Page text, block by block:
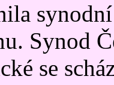
Synod
se